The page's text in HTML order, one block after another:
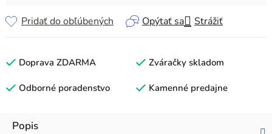
Opýtať sa Strážiť
Pridať do obľúbených
Doprava ZDARMA Zváračky skladom
Odborné poradenstvo Kamenné predajne
Popis